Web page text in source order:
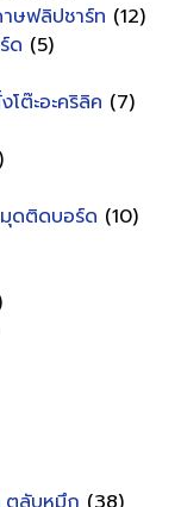
ษฟลิปชาร์ท (12)
ด (5)
ต๊ะอะคริลิค (7)
ดติดบอร์ด (10)